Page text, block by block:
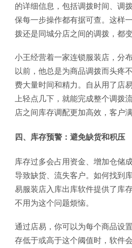
的详细信息，包括调拨时间、调
保每一步操作都有据可查。这样
拨还是同城分店之间的调拨，都
小王经营着一家连锁服装店，分
以前，他总是为商品调拨而头疼
费大量时间和精力。自从用了店
上轻点几下，就能完成整个调拨
店之间库存调配更加高效，客户
四、库存预警：避免缺货和积压
库存过多会占用资金、增加仓储
导致缺货、流失客户。如何找到
易服装店入库出库软件提供了库
不用为这个问题烦恼。
通过店易，你可以为每个商品设
存低于或高于这个阈值时，软件